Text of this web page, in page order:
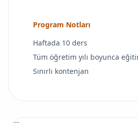
Program Notları
Haftada 10 ders
Tüm öğretim yılı boyunca
Sınırlı kontenjan